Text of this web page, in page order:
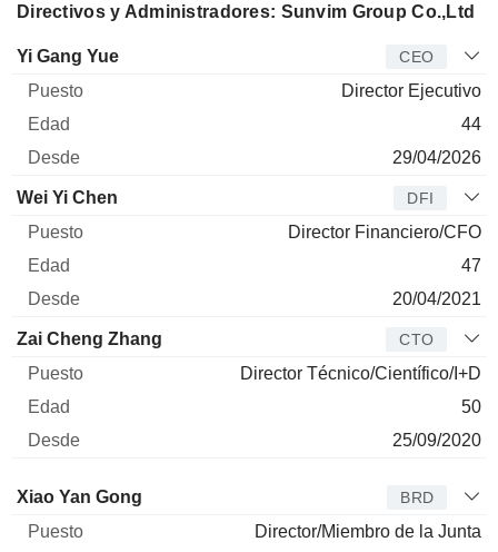
Directivos y Administradores: Sunvim Group Co.,Ltd
Director Puesto
Yi Gang Yue CEO
Director Ejecutivo
44
29/04/2026
Wei Yi Chen DFI
Director Financiero/CFO
47
20/04/2021
Zai Cheng Zhang CTO
Director Técnico/Científico/I+D
50
25/09/2020
Administrador Puesto
Xiao Yan Gong BRD
Director/Miembro de la Junta